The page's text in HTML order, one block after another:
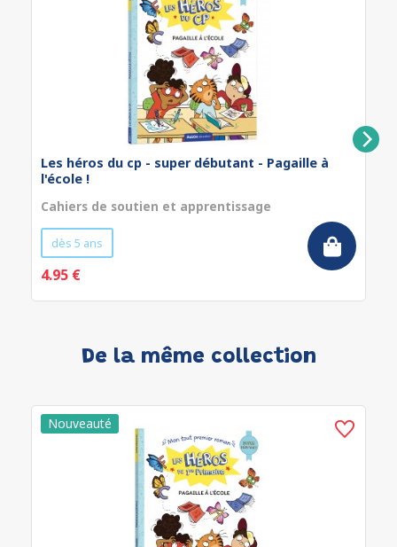
Les héros du cp - super débutant - Pagaille à
l'école !
Cahiers de soutien et apprentissage
dès 5 ans
4.95 €
De la même collection